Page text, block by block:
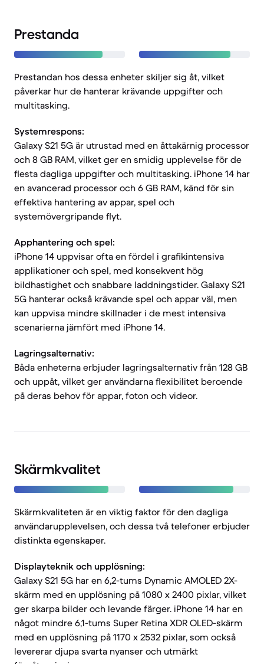
Prestanda
Prestandan hos dessa enheter skiljer sig åt, vilket
påverkar hur de hanterar krävande uppgifter och
multitasking.
Systemrespons:
Galaxy S21 5G är utrustad med en åttakärnig processor
och 8 GB RAM, vilket ger en smidig upplevelse för de
flesta dagliga uppgifter och multitasking. iPhone 14 har
en avancerad processor och 6 GB RAM, känd för sin
effektiva hantering av appar, spel och
systemövergripande flyt.
Apphantering och spel:
iPhone 14 uppvisar ofta en fördel i grafikintensiva
applikationer och spel, med konsekvent hög
bildhastighet och snabbare laddningstider. Galaxy S21
5G hanterar också krävande spel och appar väl, men
kan uppvisa mindre skillnader i de mest intensiva
scenarierna jämfört med iPhone 14.
Lagringsalternativ:
Båda enheterna erbjuder lagringsalternativ från 128 GB
och uppåt, vilket ger användarna flexibilitet beroende
på deras behov för appar, foton och videor.
Skärmkvalitet
Skärmkvaliteten är en viktig faktor för den dagliga
användarupplevelsen, och dessa två telefoner erbjuder
distinkta egenskaper.
Displayteknik och upplösning:
Galaxy S21 5G har en 6,2-tums Dynamic AMOLED 2X-
skärm med en upplösning på 1080 x 2400 pixlar, vilket
ger skarpa bilder och levande färger. iPhone 14 har en
något mindre 6,1-tums Super Retina XDR OLED-skärm
med en upplösning på 1170 x 2532 pixlar, som också
levererar djupa svarta nyanser och utmärkt